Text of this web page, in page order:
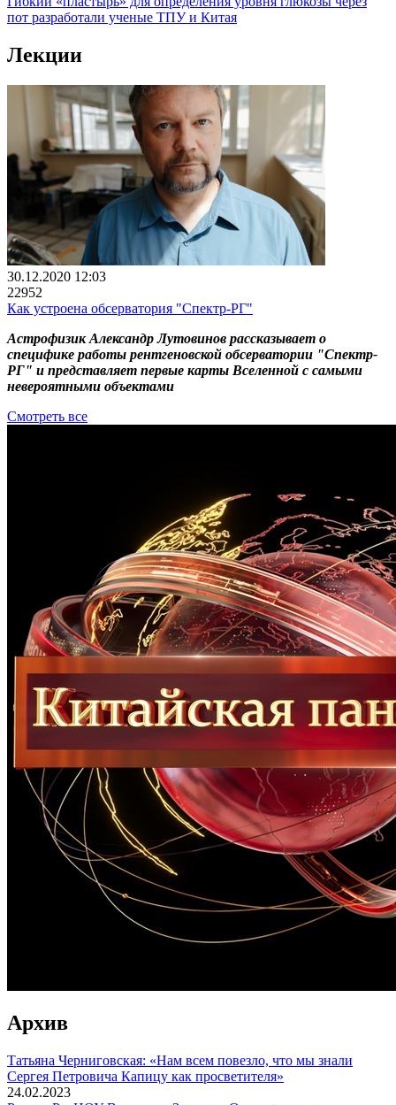
пот разработали ученые ТПУ и Китая
Лекции
30.12.2020 12:03
22952
Как устроена обсерватория "Спектр-РГ"
Астрофизик Александр Лутовинов рассказывает о
специфике работы рентгеновской обсерватории "Спектр-
РГ" и представляет первые карты Вселенной с самыми
невероятными объектами
Смотреть все
Архив
Татьяна Черниговская: «Нам всем повезло, что мы знали
Сергея Петровича Капицу как просветителя»
24.02.2023